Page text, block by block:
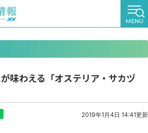
味わえる「オステリア・サカヅ
2019年1月4日 14:41更新